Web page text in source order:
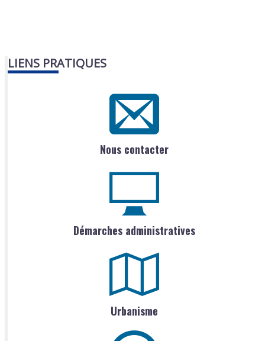
LIENS PRATIQUES
Nous contacter
Démarches administratives
Urbanisme